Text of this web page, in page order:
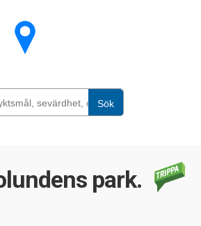
Sök
park.